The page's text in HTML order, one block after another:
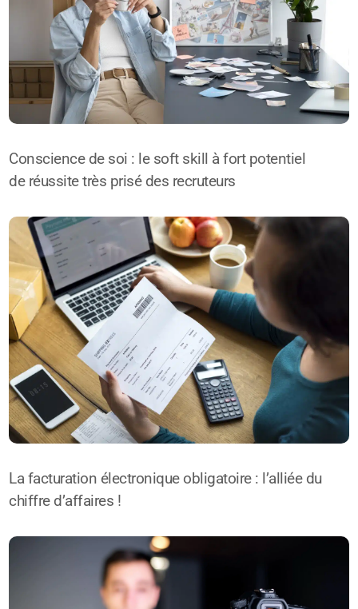
Conscience de soi : le soft skill à fort potentiel
de réussite très prisé des recruteurs
La facturation électronique obligatoire : l’alliée du
chiffre d’affaires !